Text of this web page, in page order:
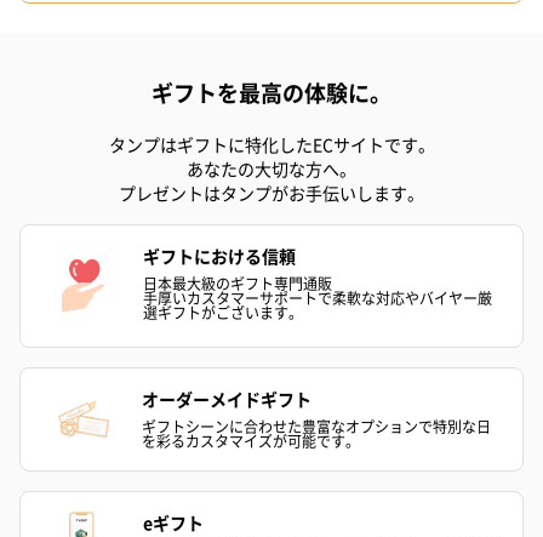
ギフトを最高の体験に。
タンプはギフトに特化したECサイトです。
あなたの大切な方へ。
プレゼントはタンプがお手伝いします。
ギフトにおける信頼
日本最大級のギフト専門通販
手厚いカスタマーサポートで柔軟な対応やバイヤー厳
選ギフトがございます。
オーダーメイドギフト
ギフトシーンに合わせた豊富なオプションで特別な日
を彩るカスタマイズが可能です。
eギフト